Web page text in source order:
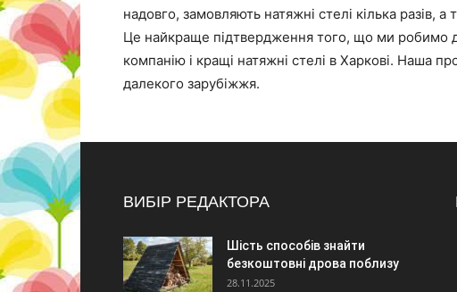
надовго, замовляють натяжні стелі кілька разів,
Це найкраще підтвердження того, що ми робимо
компанію і кращі натяжні стелі в Харкові. Наша
далекого зарубіжжя.
ВИБІР РЕДАКТОРА
Шість способів знайти
безкоштовні дрова поблизу
28.11.2025